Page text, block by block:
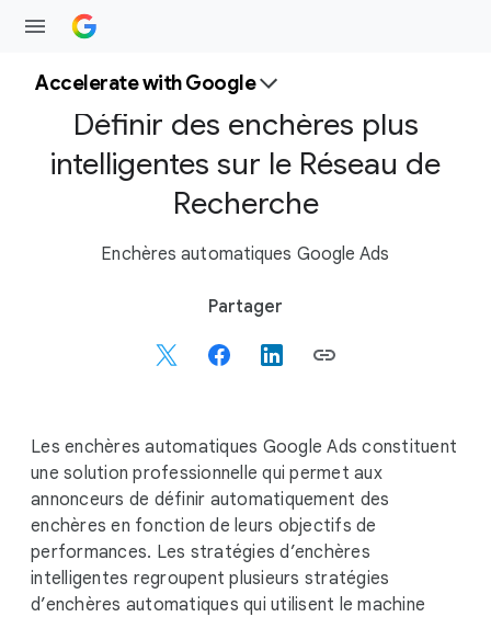
Accelerate with Google
Définir des enchères plus
intelligentes sur le Réseau de
Recherche
Enchères automatiques Google Ads
l
M
o
d
u
l
e
Partager
Les enchères automatiques Google Ads constituent
une solution professionnelle qui permet aux
annonceurs de définir automatiquement des
enchères en fonction de leurs objectifs de
performances. Les stratégies d’enchères
intelligentes regroupent plusieurs stratégies
d’enchères automatiques qui utilisent le machine